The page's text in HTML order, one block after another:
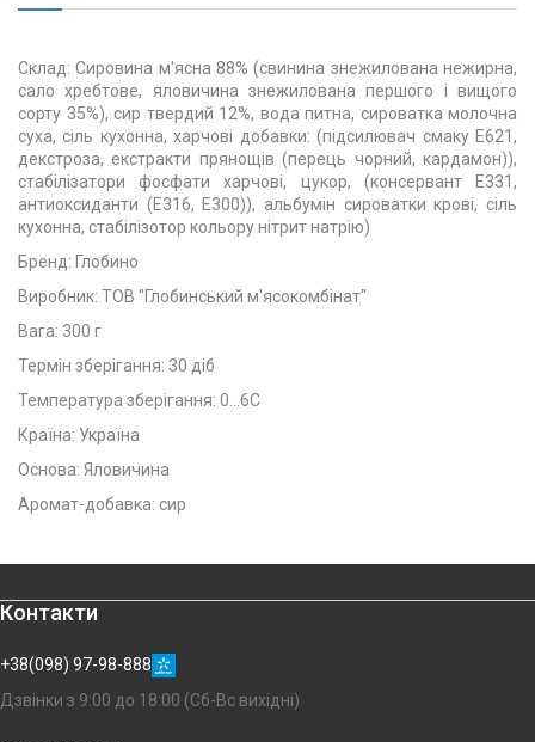
Склад: Сировина м'ясна 88% (свинина знежилована нежирна,
сало хребтове, яловичина знежилована першого і вищого
сорту 35%), сир твердий 12%, вода питна, сироватка молочна
суха, сіль кухонна, харчові добавки: (підсилювач смаку Е621,
декстроза, екстракти прянощів (перець чорний, кардамон)),
стабілізатори фосфати харчові, цукор, (консервант Е331,
антиоксиданти (Е316, Е300)), альбумін сироватки крові, сіль
кухонна, стабілізотор кольору нітрит натрію)
Бренд: Глобино
Виробник: ТОВ "Глобинський м'ясокомбінат"
Вага: 300 г
Термін зберігання: 30 діб
Температура зберігання: 0...6С
Країна: Україна
Основа: Яловичина
Аромат-добавка: сир
Контакти
+38(098) 97-98-888
Дзвінки з 9:00 до 18:00 (Сб-Вс вихідні)